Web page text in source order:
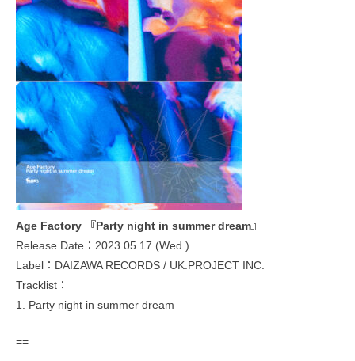
Age Factory 『Party night in summer dream』
Release Date：2023.05.17 (Wed.)
Label：DAIZAWA RECORDS / UK.PROJECT INC.
Tracklist：
1. Party night in summer dream
==